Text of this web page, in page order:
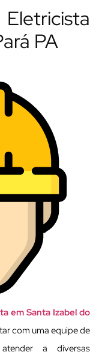
PA
em Santa Izabel do
com uma equipe de
a diversas